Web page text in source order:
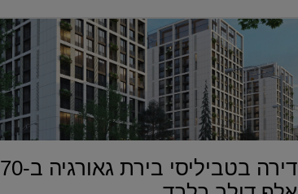
דירה בטביליסי בירת גאורגיה ב-70